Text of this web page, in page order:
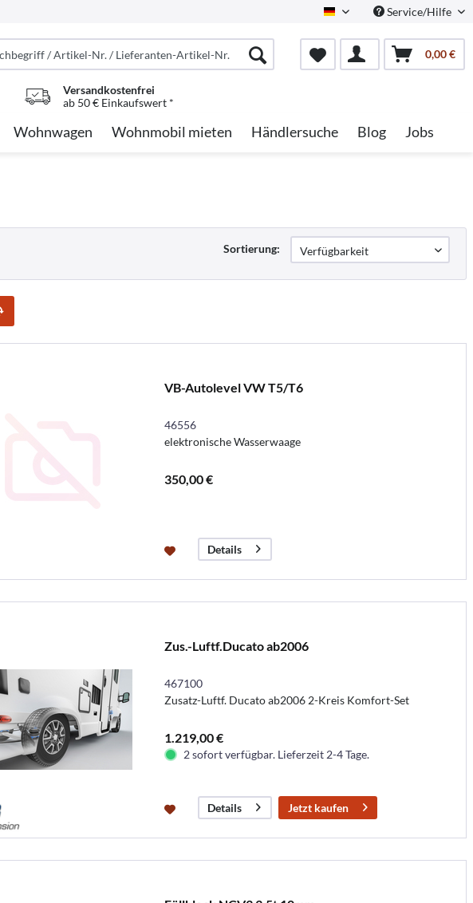
German Service/Hilfe
0,00 €
Versandkostenfrei
ab 50 € Einkaufswert *
Wohnwagen Wohnmobil mieten Händlersuche Blog Jobs
Sortierung:
VB-Autolevel VW T5/T6
46556
elektronische Wasserwaage
350,00 €
Details
Zus.-Luftf.Ducato ab2006
467100
Zusatz-Luftf. Ducato ab2006 2-Kreis Komfort-Set
1.219,00 €
2 sofort verfügbar. Lieferzeit 2-4 Tage.
Details Jetzt kaufen